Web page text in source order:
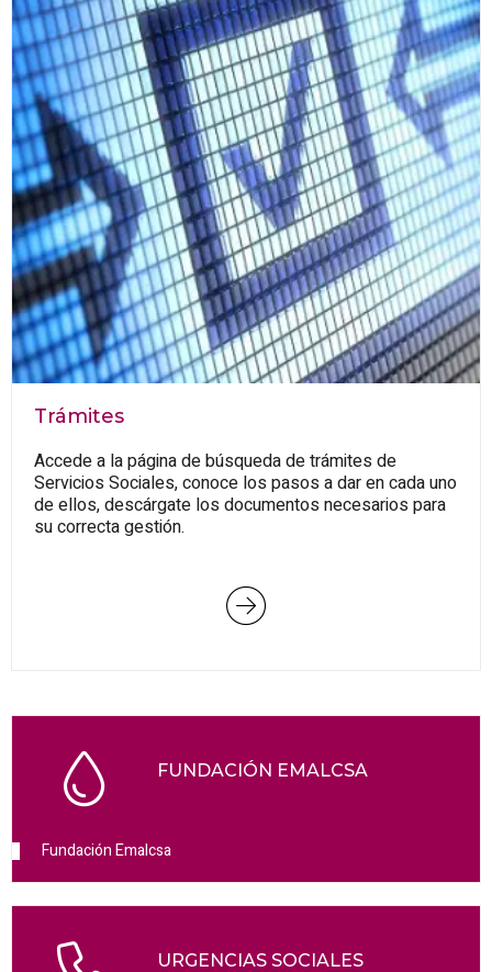
Trámites
Accede a la página de búsqueda de trámites de
Servicios Sociales, conoce los pasos a dar en cada uno
de ellos, descárgate los documentos necesarios para
su correcta gestión.
FUNDACIÓN EMALCSA
Fundación Emalcsa
URGENCIAS SOCIALES